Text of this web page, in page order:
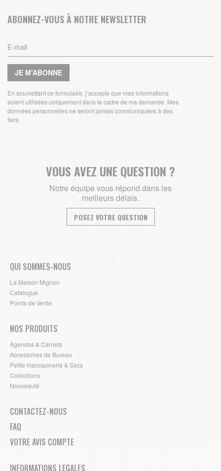
ABONNEZ-VOUS À NOTRE NEWSLETTER
JE M'ABONNE
En soumettant ce formulaire, j’accepte que mes informations
soient utilisées uniquement dans le cadre de ma demande. Mes
données personnelles ne seront jamais communiquées à des
tiers
VOUS AVEZ UNE QUESTION ?
Notre équipe vous répond dans les
meilleurs délais.
POSEZ VOTRE QUESTION
QUI SOMMES-NOUS
La Maison Mignon
Catalogue
Points de Vente
NOS PRODUITS
Agendas & Carnets
Accessoires de Bureau
Petite maroquinerie & Sacs
Collections
Nouveauté
CONTACTEZ-NOUS
FAQ
VOTRE AVIS COMPTE
INFORMATIONS LEGALES